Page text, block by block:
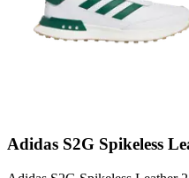
Adidas S2G Spikeless